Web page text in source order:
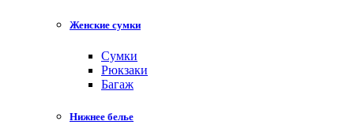
Женские сумки
Cумки
Рюкзаки
Багаж
Нижнее белье